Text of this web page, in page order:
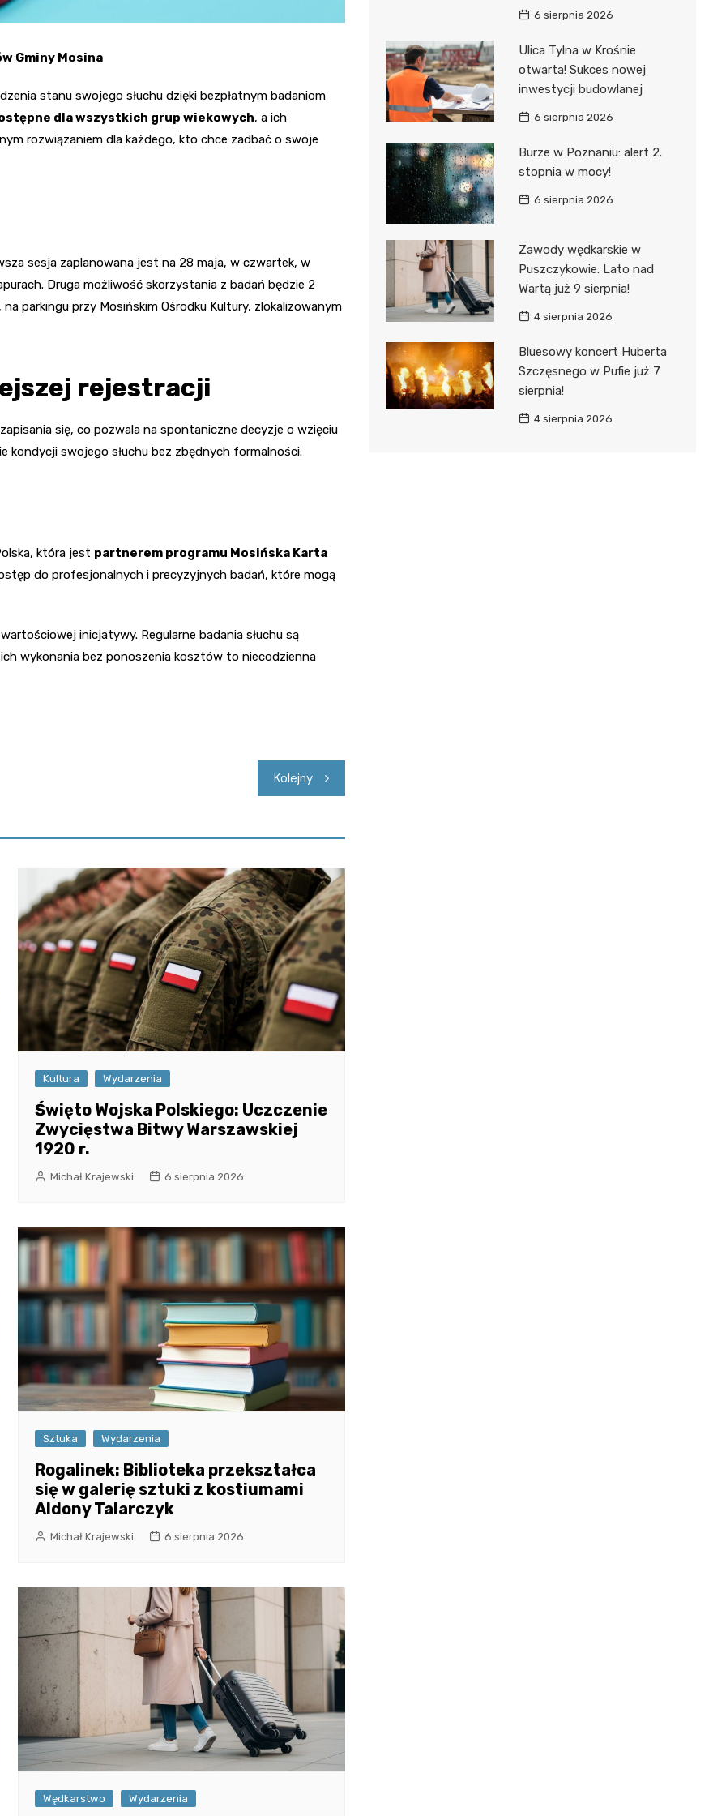
Gminy Mosina
stanu swojego słuchu dzięki bezpłatnym badaniom
dla wszystkich grup wiekowych, a ich
rozwiązaniem dla każdego, kto chce zadbać o swoje
sesja zaplanowana jest na 28 maja, w czwartek, w
Druga możliwość skorzystania z badań będzie 2
parkingu przy Mosińskim Ośrodku Kultury, zlokalizowanym
rejestracji
się, co pozwala na spontaniczne decyzje o wzięciu
kondycji swojego słuchu bez zbędnych formalności.
która jest partnerem programu Mosińska Karta
do profesjonalnych i precyzyjnych badań, które mogą
inicjatywy. Regularne badania słuchu są
wykonania bez ponoszenia kosztów to niecodzienna
Kolejny
Kultura Wydarzenia
Święto Wojska Polskiego: Uczczenie
Zwycięstwa Bitwy Warszawskiej
1920 r.
Michał Krajewski 6 sierpnia 2026
Sztuka Wydarzenia
Rogalinek: Biblioteka przekształca
się w galerię sztuki z kostiumami
Aldony Talarczyk
Michał Krajewski 6 sierpnia 2026
Wędkarstwo Wydarzenia
6 sierpnia 2026
Ulica Tylna w Krośnie
otwarta! Sukces nowej
inwestycji budowlanej
6 sierpnia 2026
Burze w Poznaniu: alert 2.
stopnia w mocy!
6 sierpnia 2026
Zawody wędkarskie w
Puszczykowie: Lato nad
Wartą już 9 sierpnia!
4 sierpnia 2026
Bluesowy koncert Huberta
Szczęsnego w Pufie już 7
sierpnia!
4 sierpnia 2026